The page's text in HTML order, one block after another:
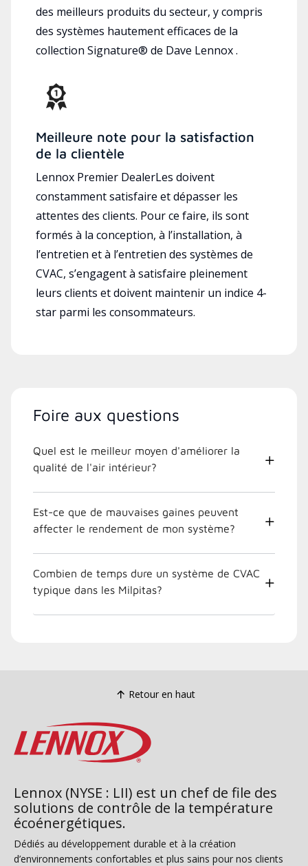
des meilleurs produits du secteur, y compris
des systèmes hautement efficaces de la
collection Signature® de Dave Lennox .
Meilleure note pour la satisfaction
de la clientèle
Lennox Premier DealerLes doivent
constamment satisfaire et dépasser les
attentes des clients. Pour ce faire, ils sont
formés à la conception, à l’installation, à
l’entretien et à l’entretien des systèmes de
CVAC, s’engagent à satisfaire pleinement
leurs clients et doivent maintenir un indice 4-
star parmi les consommateurs.
Foire aux questions
Quel est le meilleur moyen d'améliorer la
qualité de l'air intérieur?
Est-ce que de mauvaises gaines peuvent
affecter le rendement de mon système?
Combien de temps dure un système de CVAC
typique dans les Milpitas?
Retour en haut
Lennox (NYSE : LII) est un chef de file des
solutions de contrôle de la température
écoénergétiques.
Dédiés au développement durable et à la création
d’environnements confortables et plus sains pour nos clients